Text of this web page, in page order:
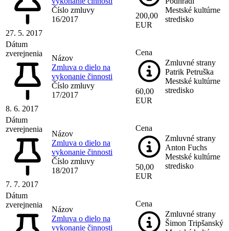
27. 5. 2017
Číslo zmluvy
16/2017
200,00
EUR
Mestské kultúrne
stredisko
Dátum
zverejnenia
8. 6. 2017
Názov
Zmluva o dielo na
vykonanie činnosti
Číslo zmluvy
17/2017
Cena
60,00
EUR
Zmluvné strany
Patrik Petruška
Mestské kultúrne
stredisko
Dátum
zverejnenia
7. 7. 2017
Názov
Zmluva o dielo na
vykonanie činnosti
Číslo zmluvy
18/2017
Cena
50,00
EUR
Zmluvné strany
Anton Fuchs
Mestské kultúrne
stredisko
Dátum
zverejnenia
Názov
Zmluva o dielo na
vykonanie činnosti
Cena
Zmluvné strany
Šimon Tripšanský